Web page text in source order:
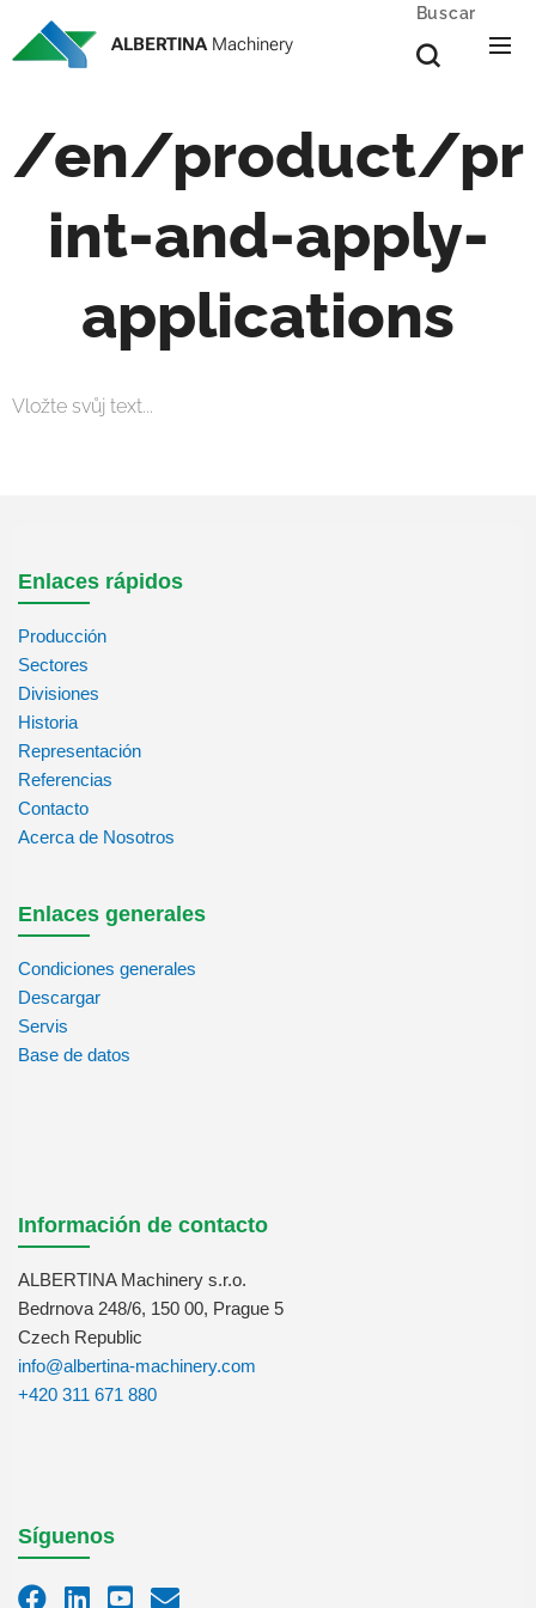
ALBERTINA Machinery
Buscar
/en/product/pr
int-and-apply-
applications
Vložte svůj text...
Enlaces rápidos
Producción
Sectores
Divisiones
Historia
Representación
Referencias
Contacto
Acerca de Nosotros
Enlaces generales
Condiciones generales
Descargar
Servis
Base de datos
Información de contacto
ALBERTINA Machinery s.r.o.
Bedrnova 248/6, 150 00, Prague 5
Czech Republic
info@albertina-machinery.com
+420 311 671 880
Síguenos